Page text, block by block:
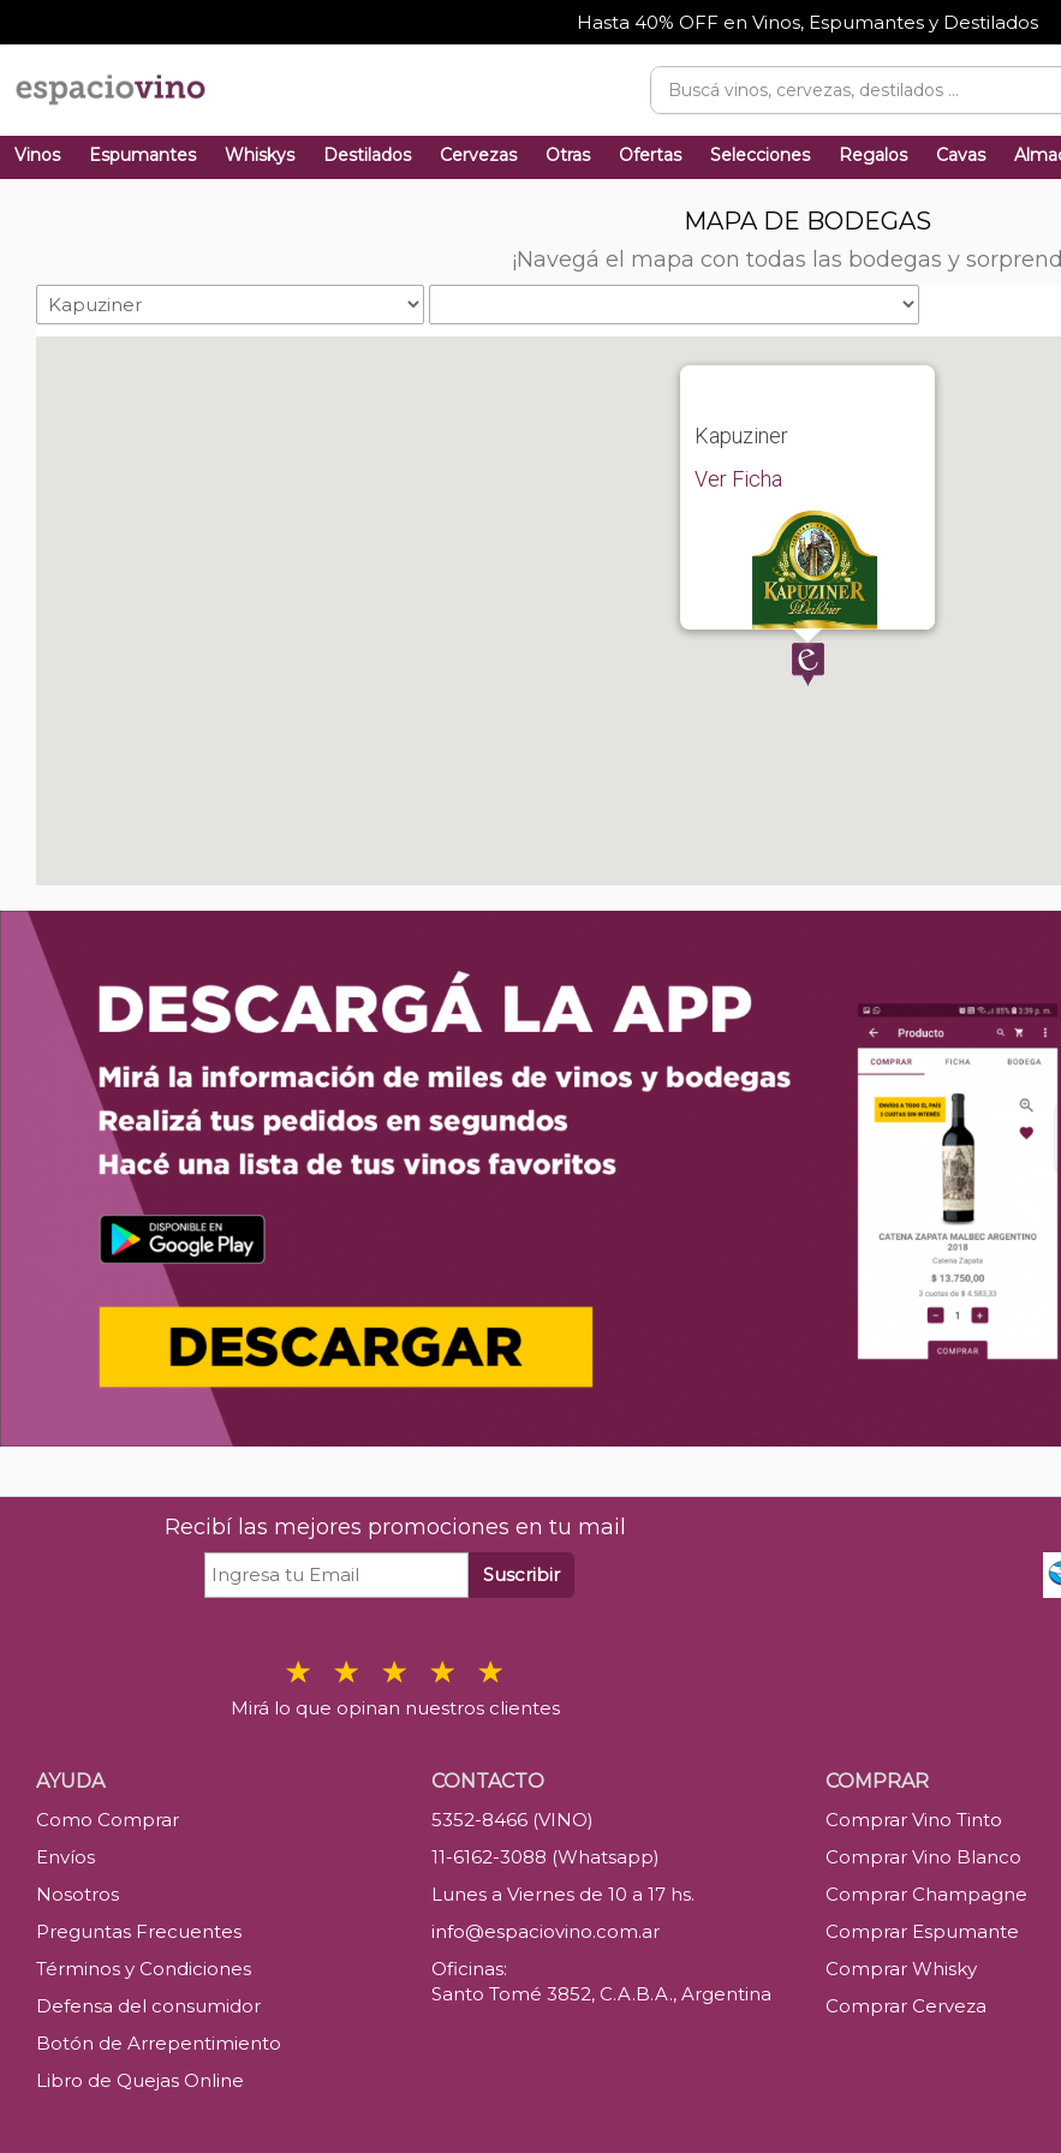
Hasta 40% OFF en Vinos, Espumantes y Destilados
Vinos Espumantes Whiskys Destilados Cervezas Otras Ofertas Selecciones Regalos Cavas
MAPA DE BODEGAS
¡Navegá el mapa con todas las bodegas y
Kapuziner
Ver Ficha
Recibí las mejores promociones en tu mail
Suscribir
Mirá lo que opinan nuestros clientes
AYUDA
Como Comprar
Envíos
Nosotros
Preguntas Frecuentes
Términos y Condiciones
Defensa del consumidor
Botón de Arrepentimiento
Libro de Quejas Online
CONTACTO
5352-8466 (VINO)
11-6162-3088 (Whatsapp)
Lunes a Viernes de 10 a 17 hs.
info@espaciovino.com.ar
Oficinas:
Santo Tomé 3852, C.A.B.A., Argentina
COMPRAR
Comprar Vino Tinto
Comprar Vino Blanco
Comprar Champagne
Comprar Espumante
Comprar Whisky
Comprar Cerveza